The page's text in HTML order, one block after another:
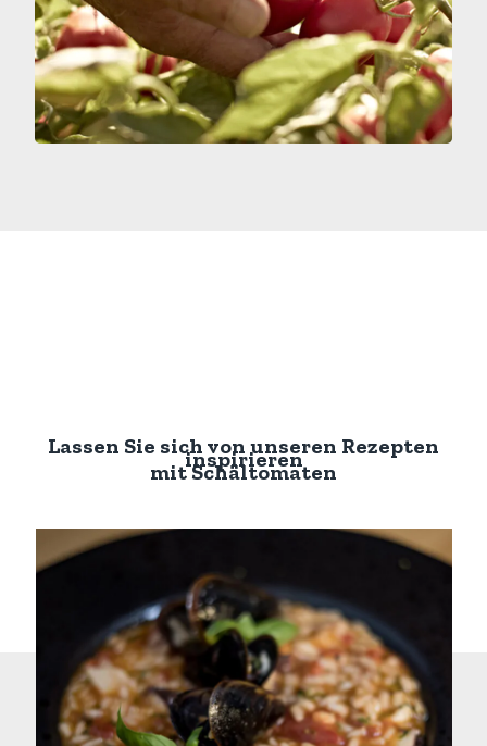
Lassen Sie sich von unseren Rezepten
inspirieren
mitSchältomaten